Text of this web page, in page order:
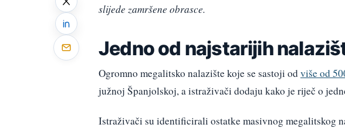
slijede zamršene obrasce.
Jedno od najstarijih
Ogromno megalitsko nalazište koje se sastoji odviše od
južnoj Španjolskoj, a istraživači dodaju kako je riječ o
Istraživači su identificirali ostatke masivnog megalitskog